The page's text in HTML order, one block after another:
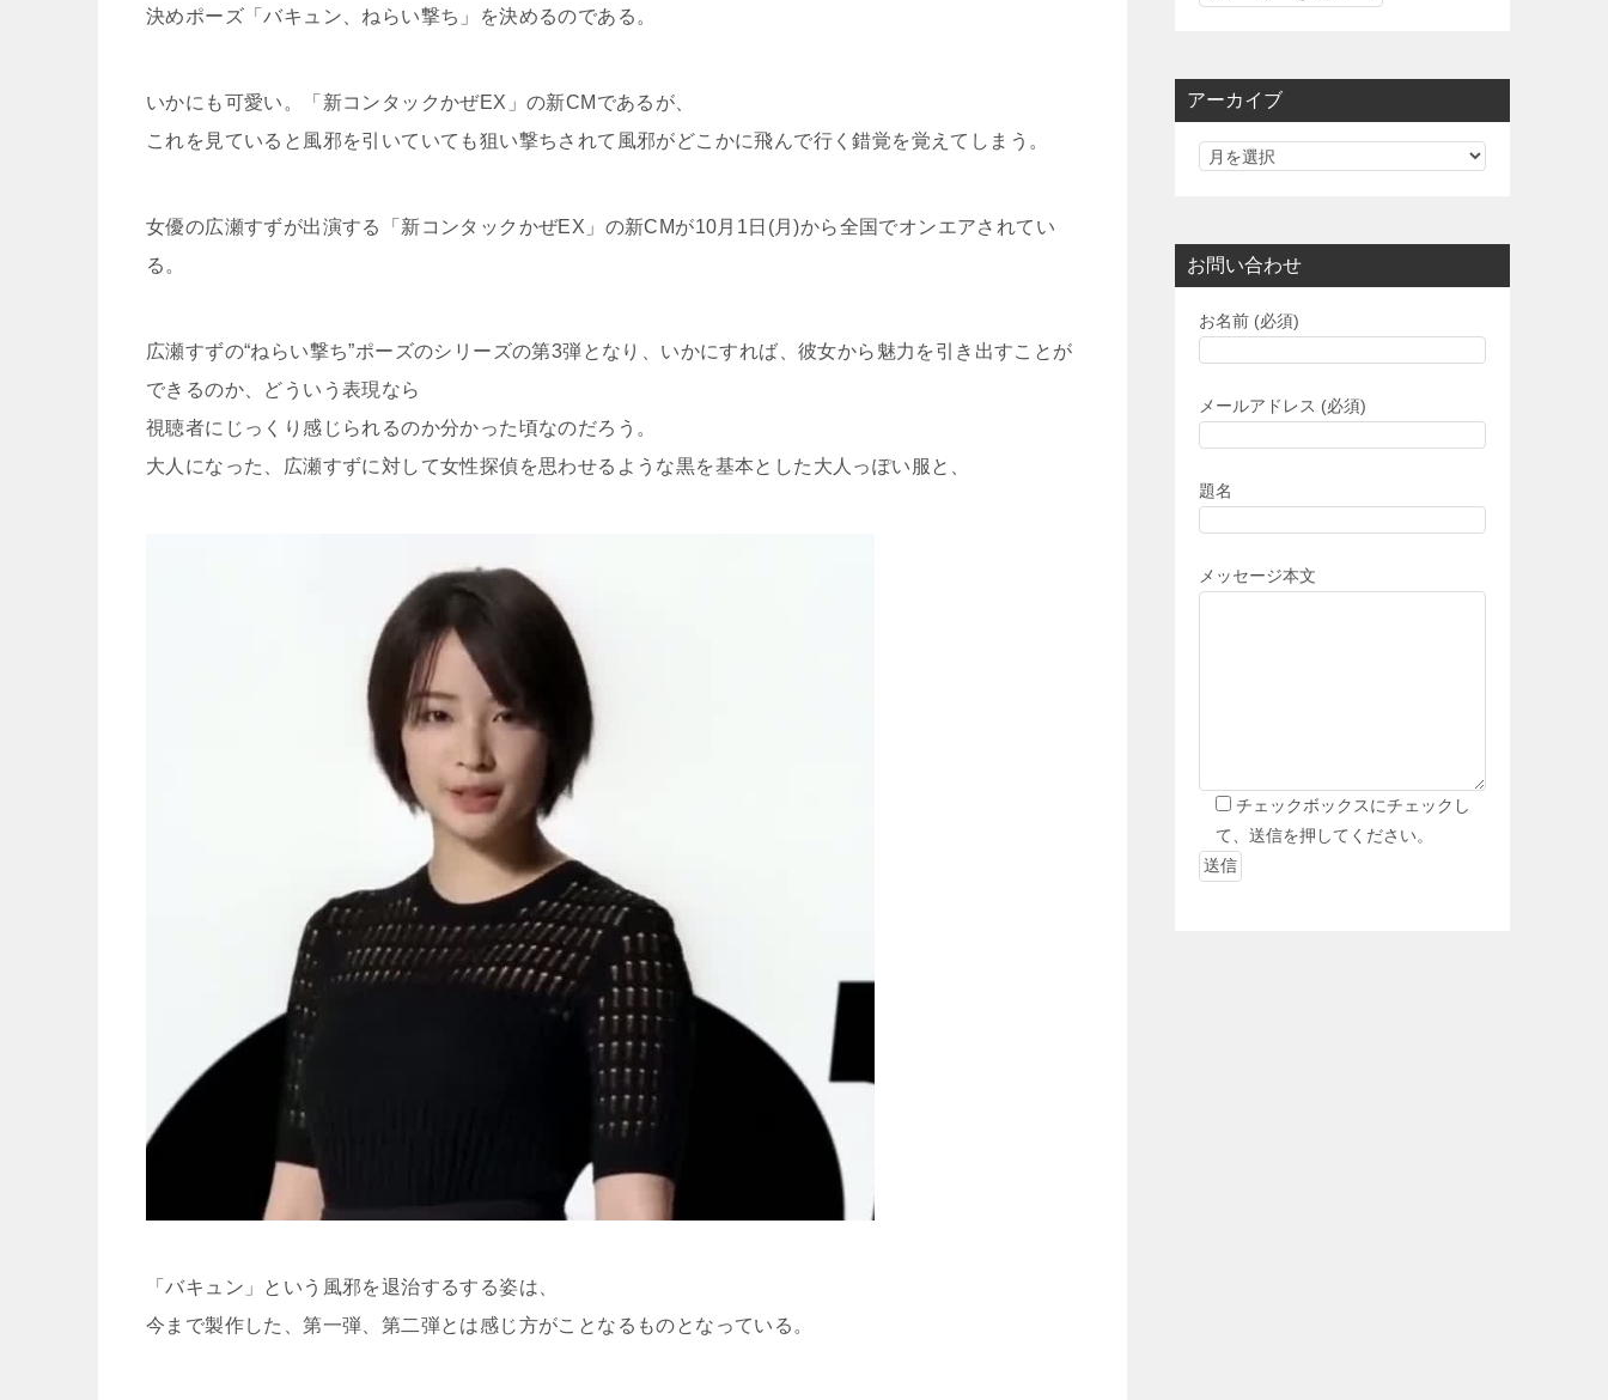
決めポーズ「バキュン、ねらい撃ち」を決めるのである。
いかにも可愛い。「新コンタックかぜEX」の新CMであるが、
これを見ていると風邪を引いていても狙い撃ちされて風邪がどこかに飛んで行く錯覚を覚えてしまう。
女優の広瀬すずが出演する「新コンタックかぜEX」の新CMが10月1日(月)から全国でオンエアされてい
る。
広瀬すずの“ねらい撃ち”ポーズのシリーズの第3弾となり、いかにすれば、彼女から魅力を引き出すことが
できるのか、どういう表現なら
視聴者にじっくり感じられるのか分かった頃なのだろう。
大人になった、広瀬すずに対して女性探偵を思わせるような黒を基本とした大人っぽい服と、
「バキュン」という風邪を退治するする姿は、
今まで製作した、第一弾、第二弾とは感じ方がことなるものとなっている。
リ
アーカイブ
お問い合わせ
お名前 (必須)
メールアドレス (必須)
題名
メッセージ本文
チェックボックスにチェックし
て、送信を押してください。